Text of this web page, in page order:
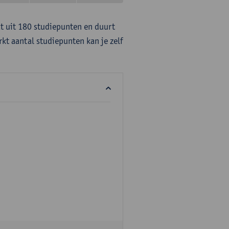
uit 180 studiepunten en duurt
aantal studiepunten kan je zelf